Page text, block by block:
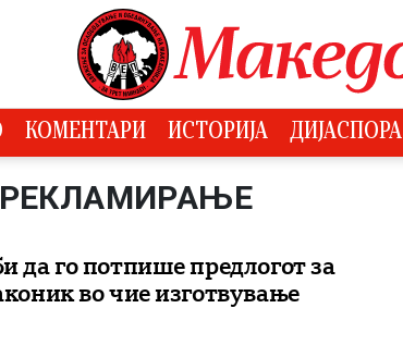
КОМЕНТАРИ ИСТОРИЈА ДИЈАСПОРА
да го потпише предлогот за
во чие изготвување